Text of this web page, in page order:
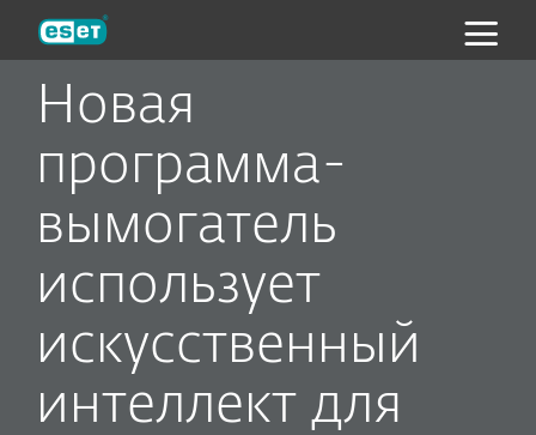
Новая
программа-
вымогатель
использует
искусственный
интеллект для
ESET